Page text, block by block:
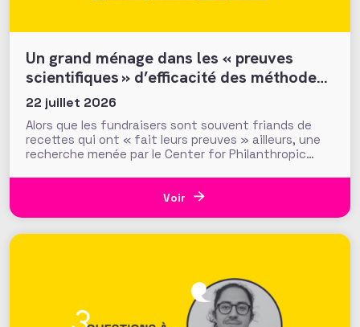
Un grand ménage dans les « preuves
scientifiques » d’efficacité des méthodes
et tactiques de collecte…
22 juillet 2026
Alors que les fundraisers sont souvent friands de
recettes qui ont « fait leurs preuves » ailleurs, une
recherche menée par le Center for Philanthropic
question cruciale : la recherche académique sur la
générosité apporte-t-elle des preuves solides pour
Voir